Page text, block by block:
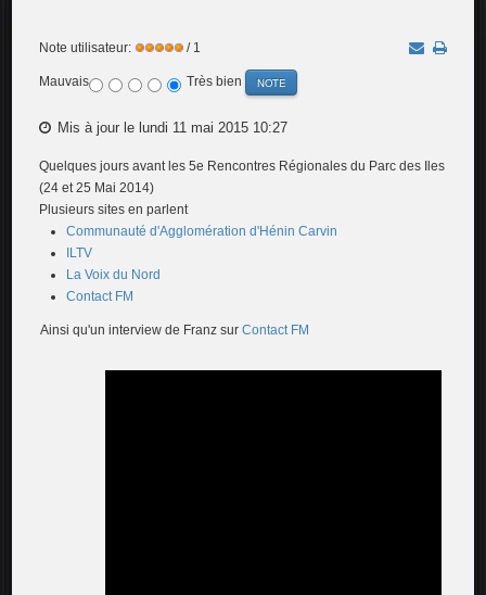
Note utilisateur: / 1
Mauvais Très bien
Mis à jour le lundi 11 mai 2015 10:27
Quelques jours avant les 5e Rencontres Régionales du Parc des Iles
(24 et 25 Mai 2014)
Plusieurs sites en parlent
Communauté d'Agglomération d'Hénin Carvin
ILTV
La Voix du Nord
Contact FM
Ainsi qu'un interview de Franz surContact FM